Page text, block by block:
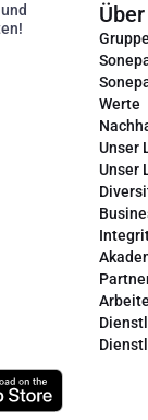
Werte
Unser
Unser